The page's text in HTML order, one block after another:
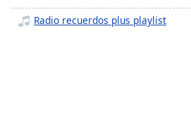
off,
Radio recuerdos plus playlist